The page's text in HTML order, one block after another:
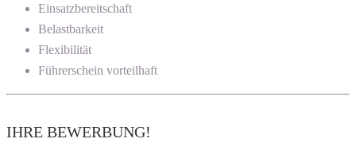
Einsatzbereitschaft
Belastbarkeit
Flexibilität
Führerschein vorteilhaft
IHRE BEWERBUNG!